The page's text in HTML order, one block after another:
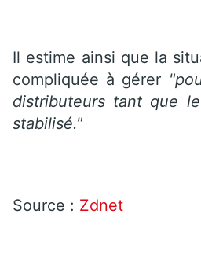
Il estime ainsi que la
compliquée à gérer
distributeurs tant que
stabilisé."
Source : Zdnet